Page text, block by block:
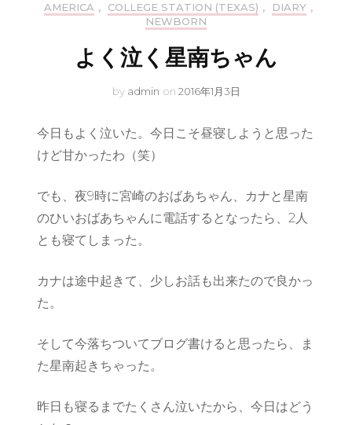
AMERICA , COLLEGE STATION (TEXAS) , DIARY ,
NEWBORN
よく泣く星南ちゃん
by admin on 2016年1月3日
今日もよく泣いた。今日こそ昼寝しようと思った
けど甘かったわ（笑）
でも、夜9時に宮崎のおばあちゃん、カナと星南
のひいおばあちゃんに電話するとなったら、2人
とも寝てしまった。
カナは途中起きて、少しお話も出来たので良かっ
た。
そして今落ちついてブログ書けると思ったら、ま
た星南起きちゃった。
昨日も寝るまでたくさん泣いたから、今日はどう